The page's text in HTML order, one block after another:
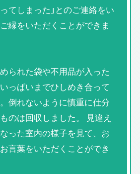
てしまった」とのご連絡をい
縁をいただくことができま
られた袋や不用品が入った
っぱいまでひしめき合って
倒れないように慎重に仕分
のは回収しました。 見違え
った室内の様子を見て、お
言葉をいただくことができ